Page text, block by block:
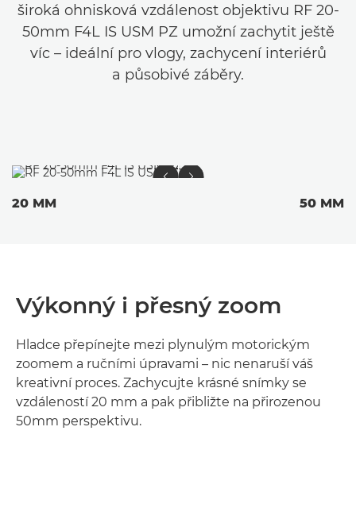
široká ohnisková vzdálenost objektivu RF 20-
50mm F4L IS USM PZ umožní zachytit ještě
víc – ideální pro vlogy, zachycení interiérů
a působivé záběry.
20 MM 50 MM
Výkonný i přesný zoom
Hladce přepínejte mezi plynulým motorickým
zoomem a ručními úpravami – nic nenaruší váš
kreativní proces. Zachycujte krásné snímky se
vzdáleností 20 mm a pak přibližte na přirozenou
50mm perspektivu.